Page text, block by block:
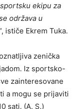
ekipu za
održava u
ističe Ekrem Tuka.
zenička
Iz sportsko-
zainteresovane
a mogu se prijaviti
sati. (A. S.)